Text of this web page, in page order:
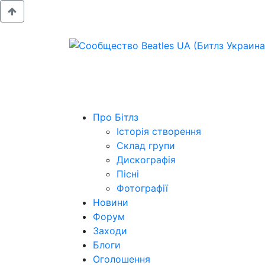
Про Бітлз
Історія створення
Склад групи
Дискографія
Пісні
Фотографії
Новини
Форум
Заходи
Блоги
Оголошення